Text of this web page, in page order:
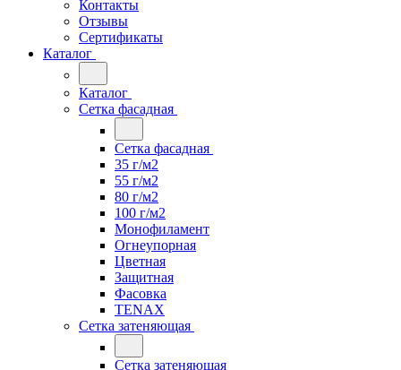
Контакты
Отзывы
Сертификаты
Каталог
Каталог
Сетка фасадная
Сетка фасадная
35 г/м2
55 г/м2
80 г/м2
100 г/м2
Монофиламент
Огнеупорная
Цветная
Защитная
Фасовка
TENAX
Сетка затеняющая
Сетка затеняющая